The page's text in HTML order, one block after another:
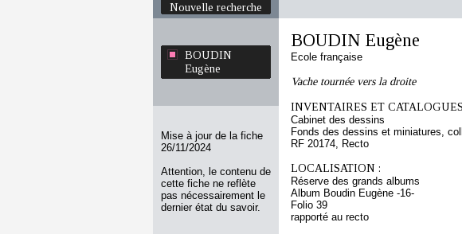
Nouvelle recherche
BOUDIN
Eugène
Mise à jour de la fiche
26/11/2024
Attention, le contenu de
cette fiche ne reflète
pas nécessairement le
dernier état du savoir.
BOUDIN Eugène
Ecole française
Vache tournée vers la droite
INVENTAIRES ET
Cabinet des dessins
Fonds des dessins et miniatures,
RF 20174, Recto
LOCALISATION :
Réserve des grands albums
Album Boudin Eugène -16-
Folio 39
rapporté au recto